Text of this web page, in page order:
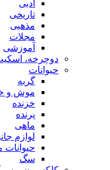
ادبی
تاریخی
مذهبی
مجلات
آموزشی
دوچرخه،
حیوانات
گربه
موش و
خزنده
پرنده
ماهی
لوازم
حیوانات
سگ